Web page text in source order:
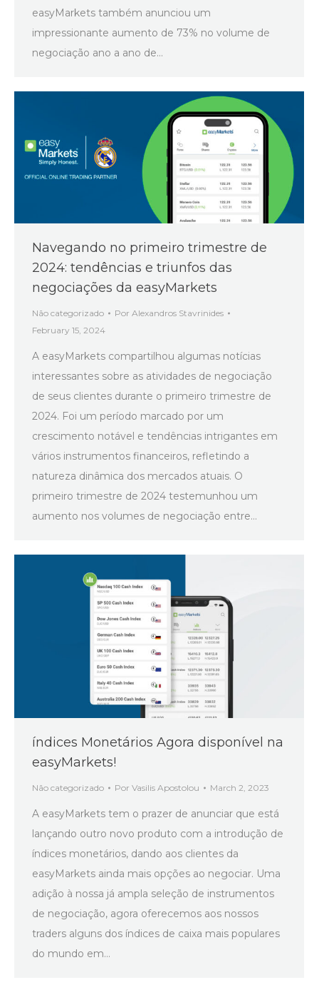
easyMarkets também anunciou um
impressionante aumento de 73% no volume de
negociação ano a ano de…
Navegando no primeiro trimestre de
2024: tendências e triunfos das
negociações da easyMarkets
Não categorizado Por Alexandros Stavrinides
February 15, 2024
A easyMarkets compartilhou algumas notícias
interessantes sobre as atividades de negociação
de seus clientes durante o primeiro trimestre de
2024. Foi um período marcado por um
crescimento notável e tendências intrigantes em
vários instrumentos financeiros, refletindo a
natureza dinâmica dos mercados atuais. O
primeiro trimestre de 2024 testemunhou um
aumento nos volumes de negociação entre…
índices Monetários Agora disponível na
easyMarkets!
Não categorizado Por Vasilis Apostolou March 2, 2023
A easyMarkets tem o prazer de anunciar que está
lançando outro novo produto com a introdução de
índices monetários, dando aos clientes da
easyMarkets ainda mais opções ao negociar. Uma
adição à nossa já ampla seleção de instrumentos
de negociação, agora oferecemos aos nossos
traders alguns dos índices de caixa mais populares
do mundo em…